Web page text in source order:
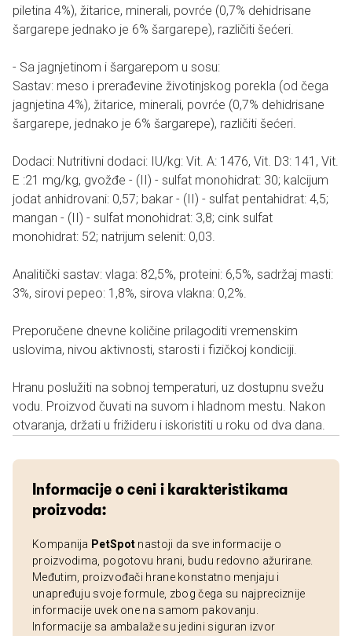
piletina 4%), žitarice, minerali, povrće (0,7% dehidrisane
šargarepe jednako je 6% šargarepe), različiti šećeri.
- Sa jagnjetinom i šargarepom u sosu:
Sastav: meso i prerađevine životinjskog porekla (od čega
jagnjetina 4%), žitarice, minerali, povrće (0,7% dehidrisane
šargarepe, jednako je 6% šargarepe), različiti šećeri.
Dodaci: Nutritivni dodaci: IU/kg: Vit. A: 1476, Vit. D3: 141, Vit.
E :21 mg/kg, gvožđe - (II) - sulfat monohidrat: 30; kalcijum
jodat anhidrovani: 0,57; bakar - (II) - sulfat pentahidrat: 4,5;
mangan - (II) - sulfat monohidrat: 3,8; cink sulfat
monohidrat: 52; natrijum selenit: 0,03.
Analitički sastav: vlaga: 82,5%, proteini: 6,5%, sadržaj masti:
3%, sirovi pepeo: 1,8%, sirova vlakna: 0,2%.
Preporučene dnevne količine prilagoditi vremenskim
uslovima, nivou aktivnosti, starosti i fizičkoj kondiciji.
Hranu poslužiti na sobnoj temperaturi, uz dostupnu svežu
vodu. Proizvod čuvati na suvom i hladnom mestu. Nakon
otvaranja, držati u frižideru i iskoristiti u roku od dva dana.
Informacije o ceni i karakteristikama
proizvoda:
Kompanija PetSpot nastoji da sve informacije o
proizvodima, pogotovu hrani, budu redovno ažurirane.
Međutim, proizvođači hrane konstatno menjaju i
unapređuju svoje formule, zbog čega su najpreciznije
informacije uvek one na samom pakovanju.
Informacije sa ambalaže su jedini siguran izvor